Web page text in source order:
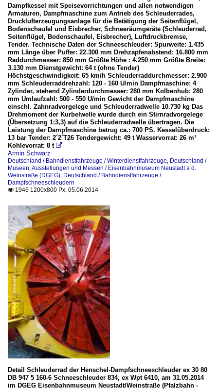
Dampfkessel mit Speisevorrichtungen und allen notwendigen
Armaturen, Dampfmaschine zum Antrieb des Schleuderrades,
Drucklufterzeugungsanlage für die Betätigung der Seitenflügel,
Bodenschaufel und Eisbrecher, Schneeräumgeräte (Schleuderrad,
Seitenflügel, Bodenschaufel, Eisbrecher), Luftdruckbremse,
Tender. Technische Daten der Schneeschleuder: Spurweite: 1.435
mm Länge über Puffer: 22.300 mm Drehzapfenabstend: 16.800 mm
Raddurchmesser: 850 mm Größte Höhe : 4.250 mm Größte Breite:
3.130 mm Dienstgewicht: 64 t (ohne Tender)
Höchstgeschwindigkeit: 65 km/h Schleuderraddurchmesser: 2.900
mm Schleuderraddrehzahl: 120 - 160 U/min Dampfmaschine: 4
Zylinder, stehend Zylinderdurchmesser: 280 mm Kolbenhub: 280
mm Umlaufzahl: 500 - 550 U/min Gewicht der Dampfmaschine
einschl. Zahnradvorgelege und Schleuderradwelle 10.730 kg Das
Drehmoment der Kurbelwelle wurde durch ein Stirnradvorgelege
(Übersetzung 1:3,3) auf die Schleuderradwelle übertragen. Die
Leistung der Dampfmaschine betrug ca.: 700 PS. Kesselüberdruck:
13 bar Tender: 2´2´T26 Tendergewicht: 49 t Wasservorrat: 26 m³
Kohlevorrat: 8 t 
Armin Schwarz
Deutschland / Bahndienstfahrzeuge / Winterdienstfahrzeuge, Deutschland /
Museen, Ausstellungen und Messen / Eisenbahnmuseum Neustadt a d.
Weinstraße (DGEG), Deutschland / Bahndienstfahrzeuge /
Dampfschneeschleudern
 1946 1200x800 Px, 05.06.2014
Detail Schleuderrad der Henschel-Dampfschneeschleuder ex 30 80
DB 947 5 160-6 Schneeschleuder 834, ex Wpt 6410, am 31.05.2014
im DGEG Eisenbahnmuseum Neustadt/Weinstraße (Pfalzbahn -